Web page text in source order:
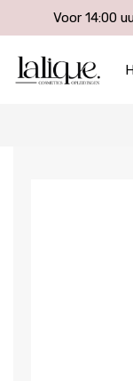
Voor 14:00